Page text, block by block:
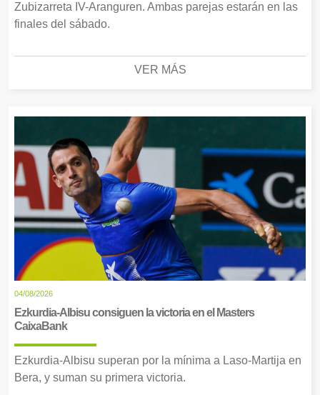
Zubizarreta IV-Aranguren. Ambas parejas estarán en las
finales del sábado.
VER MÁS
04/08/2026
Ezkurdia-Albisu consiguen la victoria en el Masters
CaixaBank
Ezkurdia-Albisu superan por la mínima a Laso-Martija en
Bera, y suman su primera victoria.